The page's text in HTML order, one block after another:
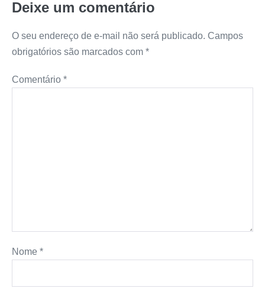
Deixe um comentário
O seu endereço de e-mail não será publicado. Campos
obrigatórios são marcados com *
Comentário *
Nome *